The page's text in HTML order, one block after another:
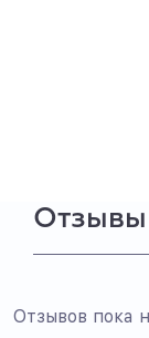
Отзывы
Отзывов пока